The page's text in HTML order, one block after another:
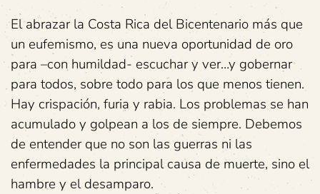
El abrazar la Costa Rica del Bicentenario más que
un eufemismo, es una nueva oportunidad de oro
para –con humildad- escuchar y ver…y gobernar
para todos, sobre todo para los que menos tienen.
Hay crispación, furia y rabia. Los problemas se han
acumulado y golpean a los de siempre. Debemos
de entender que no son las guerras ni las
enfermedades la principal causa de muerte, sino el
hambre y el desamparo.